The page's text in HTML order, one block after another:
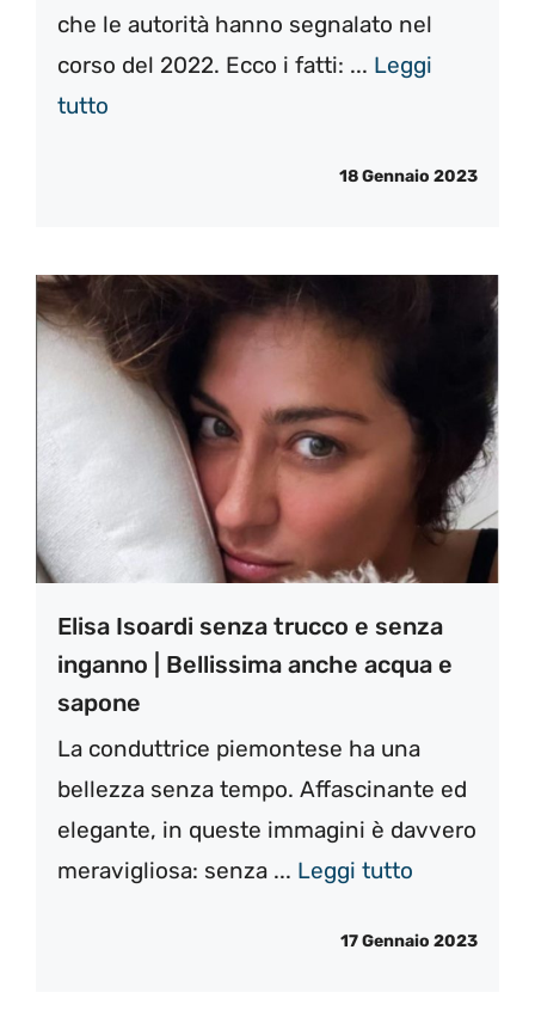
che le autorità hanno segnalato nel
corso del 2022. Ecco i fatti: ... Leggi
tutto
18 Gennaio 2023
Elisa Isoardi senza trucco e senza
inganno | Bellissima anche acqua e
sapone
La conduttrice piemontese ha una
bellezza senza tempo. Affascinante ed
elegante, in queste immagini è davvero
meravigliosa: senza ... Leggi tutto
17 Gennaio 2023